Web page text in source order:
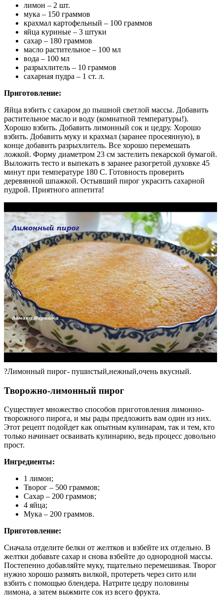
лимон – 2 шт.
мука – 150 граммов
крахмал картофельный – 100 граммов
яйца куриные – 3 штуки
сахар – 180 граммов
масло растительное – 100 мл
вода – 100 мл
разрыхлитель – 10 граммов
сахарная пудра – 1 ст. л.
Приготовление:
Яйца взбить с сахаром до пышной светлой массы. Добавить
растительное масло и воду (комнатной температуры!).
Хорошо взбить. Добавить лимонный сок и цедру. Хорошо
взбить. Добавить муку и крахмал (заранее просеянную), в
конце добавить разрыхлитель. Все хорошо перемешать
ложкой. Форму диаметром 23 см застелить пекарской бумагой.
Выложить тесто и выпекать в заранее разогретой духовке 45
минут при температуре 180 С. Готовность проверить
деревянной шпажкой. Остывший пирог украсить сахарной
пудрой. Приятного аппетита!
?Лимонный пирог- пушистый,нежный,очень вкусный.
Творожно-лимонный пирог
Существует множество способов приготовления лимонно-
творожного пирога, и мы рады предложить вам один из них.
Этот рецепт подойдет как опытным кулинарам, так и тем, кто
только начинает осваивать кулинарию, ведь процесс довольно
прост.
Ингредиенты:
1 лимон;
Творог – 500 граммов;
Сахар – 200 граммов;
4 яйца;
Мука – 200 граммов.
Приготовление:
Сначала отделите белки от желтков и взбейте их отдельно. В
желтки добавьте сахар и снова взбейте до однородной массы.
Постепенно добавляйте муку, тщательно перемешивая. Творог
нужно хорошо размять вилкой, протереть через сито или
взбить с помощью блендера. Натрите цедру половины
лимона, а затем выжмите сок из всего фрукта.